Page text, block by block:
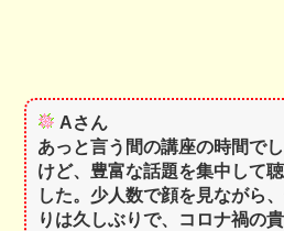
Aさん
あっと言う間の講座の時間で
けど、豊富な話題を集中して
した。少人数で顔を見ながら
りは久しぶりで、コロナ禍の